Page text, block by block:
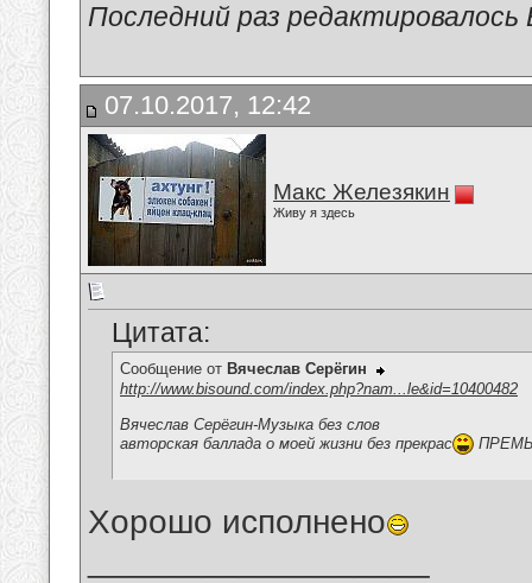
Последний раз
07.10.2017, 12:42
Макс Железякин
Живу я здесь
Цитата:
Сообщение от Вячеслав Серёгин
http://www.bisound.com/index.php?nam...le&id=10400482
Вячеслав Серёгин-Музыка без слов
авторская баллада о моей жизни без прекрас
Хорошо исполнено